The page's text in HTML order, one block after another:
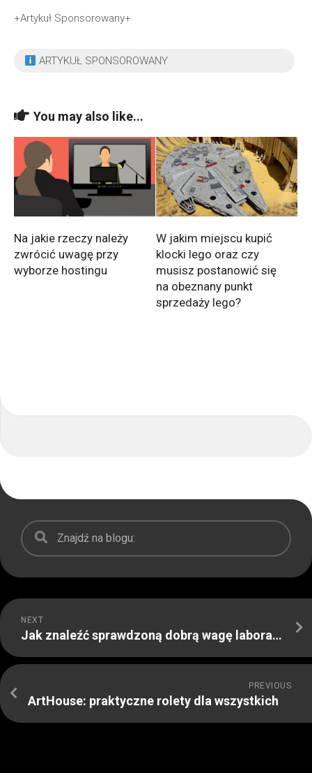
+Artykuł Sponsorowany+
ARTYKUŁ SPONSOROWANY
You may also like...
Na jakie rzeczy należy
zwrócić uwagę przy
wyborze hostingu
W jakim miejscu kupić
klocki lego oraz czy
musisz postanowić się
na obeznany punkt
sprzedaży lego?
NEXT
Jak znaleźć sprawdzoną dobrą wagę laboratoryjną
PREVIOUS
ArtHouse: praktyczne rolety dla wszystkich